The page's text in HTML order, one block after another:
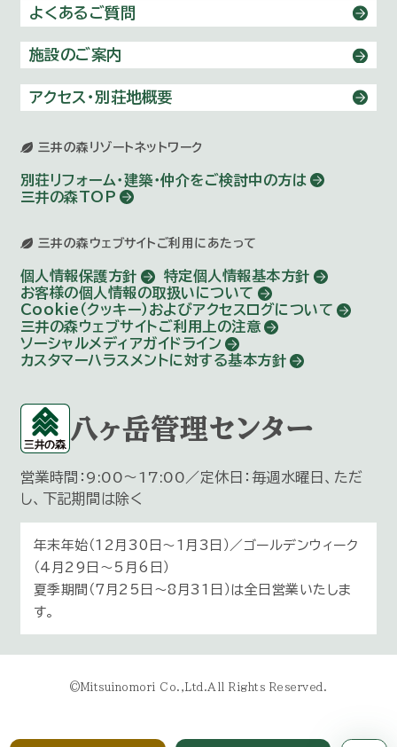
よくあるご質問
施設のご案内
アクセス・別荘地概要
三井の森リゾートネットワーク
別荘リフォーム・建築・仲介をご検討中の方は
三井の森TOP
三井の森ウェブサイトご利用にあたって
個人情報保護方針
特定個人情報基本方針
お客様の個人情報の取扱いについて
Cookie（クッキー）およびアクセスログについて
三井の森ウェブサイトご利用上の注意
ソーシャルメディアガイドライン
カスタマーハラスメントに対する基本方針
八ヶ岳管理センター
営業時間：9:00～17:00／定休日：毎週水曜日、ただ
し、下記期間は除く
年末年始（12月30日〜1月3日）／ゴールデンウィーク
（4月29日～5月6日）
夏季期間（7月25日～8月31日）は全日営業いたしま
す。
©Mitsuinomori Co.,Ltd.All Rights Reserved.